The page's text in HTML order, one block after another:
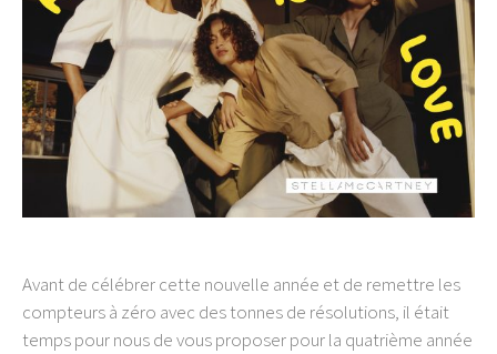
Avant de célébrer cette nouvelle année et de remettre les
compteurs à zéro avec des tonnes de résolutions, il était
temps pour nous de vous proposer pour la quatrième année